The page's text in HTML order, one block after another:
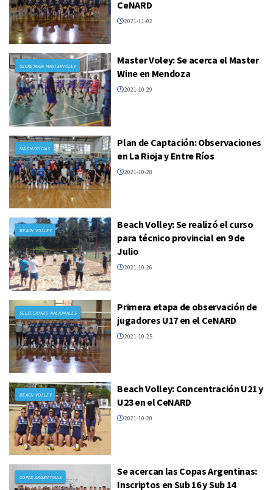
CeNARD
2021-11-02
SECRETARÍA MASTERVÓLEY
Master Voley: Se acerca el Master
Wine en Mendoza
2021-10-29
MÁS NOTICIAS
Plan de Captación: Observaciones
en La Rioja y Entre Ríos
2021-10-28
BEACH VOLLEY
Beach Volley: Se realizó el curso
para técnico provincial en 9 de
Julio
2021-10-26
SELECCIONES NACIONALES
Primera etapa de observación de
jugadores U17 en el CeNARD
2021-10-25
BEACH VOLLEY
Beach Volley: Concentración U21 y
U23 en el CeNARD
2021-10-20
COPAS ARGENTINAS
Se acercan las Copas Argentinas:
Inscriptos en Sub 16 y Sub 14